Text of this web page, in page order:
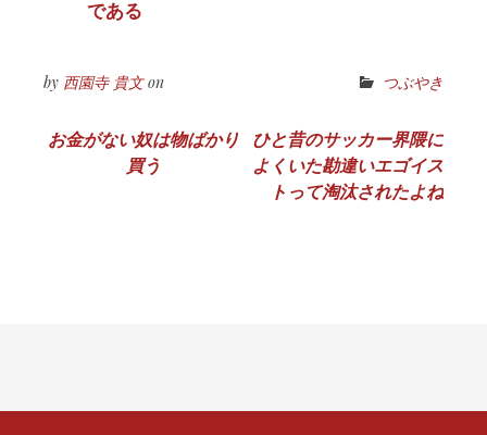
である
by 西園寺 貴文on つぶやき
投
ョ
お金がない奴は物ばかり
買う
ひと昔のサッカー界隈に
よくいた勘違いエゴイス
トって淘汰されたよね